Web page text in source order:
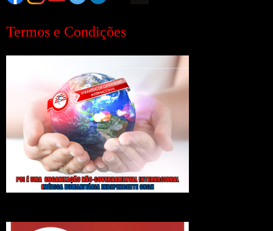
Termos e Condições